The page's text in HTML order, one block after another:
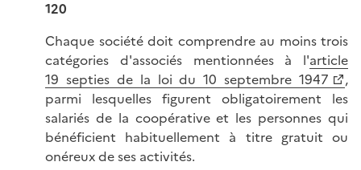
120
Chaque société doit comprendre au moins trois
catégories d'associés mentionnées à l'article
19 septies de la loi du 10 septembre 1947
,
parmi lesquelles figurent obligatoirement les
salariés de la coopérative et les personnes qui
bénéficient habituellement à titre gratuit ou
onéreux de ses activités.